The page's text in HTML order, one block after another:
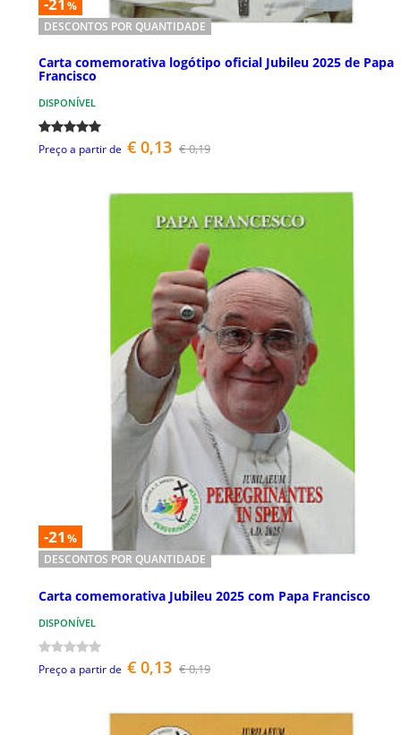
%
DESCONTOS POR QUANTIDADE
Carta comemorativa logótipo oficial Jubileu 2025 de Papa
Francisco
DISPONÍVEL
Preço a partir de € 0,13 € 0,19
-21 %
DESCONTOS POR QUANTIDADE
Carta comemorativa Jubileu 2025 com Papa Francisco
DISPONÍVEL
Preço a partir de € 0,13 € 0,19